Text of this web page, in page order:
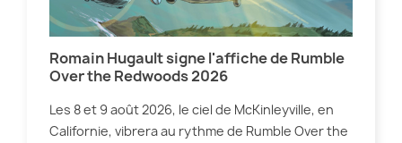
Romain Hugault signe l'affiche de Rumble
Over the Redwoods 2026
Les 8 et 9 août 2026, le ciel de McKinleyville, en
Californie, vibrera au rythme de Rumble Over the